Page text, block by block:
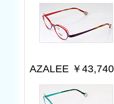
AZALEE ￥43,740